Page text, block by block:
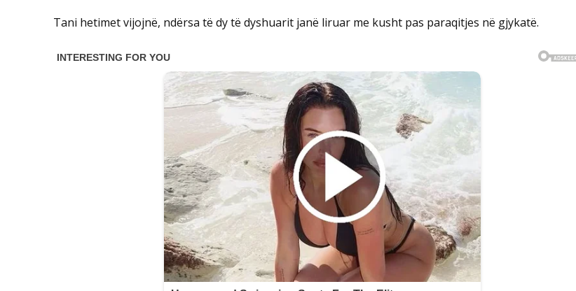
Tani hetimet vijojnë, ndërsa të dy të dyshuarit janë liruar me kusht pas paraqitjes në gjykatë.